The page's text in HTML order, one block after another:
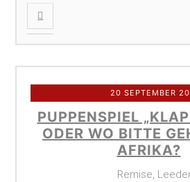
20 SEPTEMBER
PUPPENSPIEL
ODER WO BITTE
AFRIKA?
Remise,